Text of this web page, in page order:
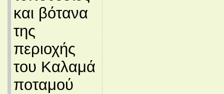
και βότανα
της
περιοχής
του Καλαμά
ποταμού